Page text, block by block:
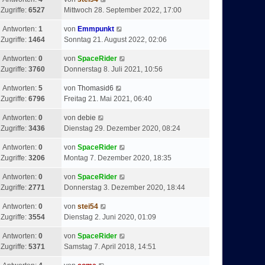
r
g
Zugriffe: 6527
Mittwoch 28. September 2022, 17:00
Antworten: 1
Zugriffe: 1464
von Emmpunkt
Sonntag 21. August 2022, 02:06
Antworten: 0
Zugriffe: 3760
von SpaceRider
Donnerstag 8. Juli 2021, 10:56
Antworten: 5
Zugriffe: 6796
von Thomasid6
Freitag 21. Mai 2021, 06:40
Antworten: 0
Zugriffe: 3436
von debie
Dienstag 29. Dezember 2020, 08:24
Antworten: 0
Zugriffe: 3206
von SpaceRider
Montag 7. Dezember 2020, 18:35
Antworten: 0
Zugriffe: 2771
von SpaceRider
Donnerstag 3. Dezember 2020, 18:44
Antworten: 0
Zugriffe: 3554
von stei54
Dienstag 2. Juni 2020, 01:09
Antworten: 0
Zugriffe: 5371
von SpaceRider
Samstag 7. April 2018, 14:51